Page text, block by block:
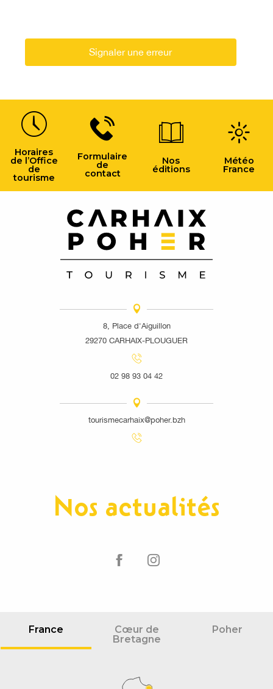
Signaler une erreur
Horaires
de l’Office
de
tourisme
Formulaire
de
contact
Nos
éditions
Météo
France
8, Place d'Aiguillon
29270 CARHAIX-PLOUGUER
02 98 93 04 42
tourismecarhaix@poher.bzh
Nos actualités
France
Cœur de
Bretagne
Poher